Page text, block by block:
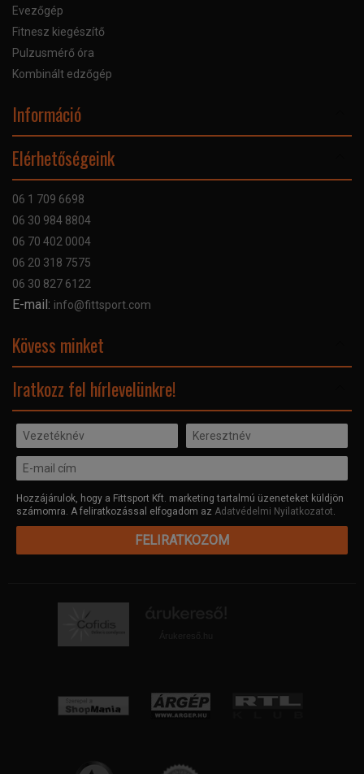
Evezőgép
Fitnesz kiegészítő
Pulzusmérő óra
Kombinált edzőgép
Információ
Bankkártyás fizetés
Adatvédelmi nyilatkozat
Elérhetőségeink
06 1 709 6698
06 30 984 8804
06 70 402 0004
06 20 318 7575
06 30 827 6122
E-mail: info@fittsport.com
Kövess minket
Iratkozz fel hírlevelünkre!
Hozzájárulok, hogy a Fittsport Kft. marketing tartalmú üzeneteket küldjön
számomra. A feliratkozással elfogadom az Adatvédelmi Nyilatkozatot.
FELIRATKOZOM